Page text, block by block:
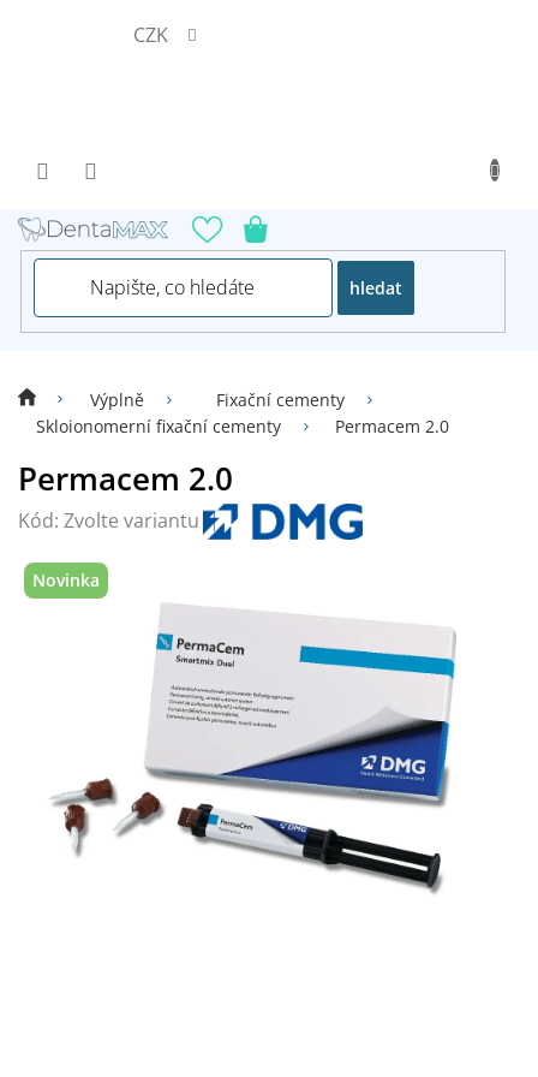
CZK
hledat
Výplně
Fixační cementy
Skloionomerní fixační cementy
Permacem 2.0
Permacem 2.0
Kód: Zvolte variantu
Novinka